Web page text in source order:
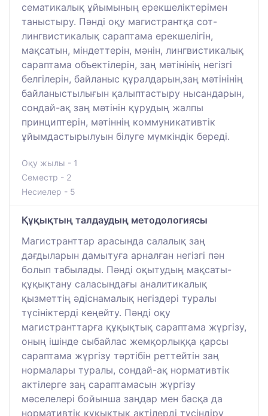
сематикалық ұйымының ерекшеліктерімен
таныстыру. Пәнді оқу магистрантқа сот-
лингвистикалық сараптама ерекшелігін,
мақсатын, міндеттерін, мәнін, лингвистикалық
сараптама объектілерін, заң мәтінінің негізгі
белгілерін, байланыс құралдарын,заң мәтінінің
байланыстылығын қалыптастыру нысандарын,
сондай-ақ заң мәтінін құрудың жалпы
принциптерін, мәтіннің коммуникативтік
ұйымдастырылуын білуге мүмкіндік береді.
Оқу жылы - 1
Семестр - 2
Несиелер - 5
Құқықтың талдаудың методологиясы
Магистранттар арасында салалық заң
дағдыларын дамытуға арналған негізгі пән
болып табылады. Пәнді оқытудың мақсаты-
құқықтану саласындағы аналитикалық
қызметтің әдіснамалық негіздері туралы
түсініктерді кеңейту. Пәнді оқу
магистранттарға құқықтық сараптама жүргізу,
оның ішінде сыбайлас жемқорлыққа қарсы
сараптама жүргізу тәртібін реттейтін заң
нормалары туралы, сондай-ақ нормативтік
актілерге заң сараптамасын жүргізу
мәселелері бойынша заңдар мен басқа да
нормативтік құқықтық актілерді түсіндіру